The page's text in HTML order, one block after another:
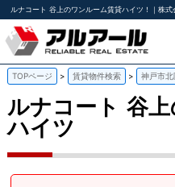
ルナコート 谷上のワンルーム賃貸ハイツ！｜株
TOPページ 賃貸物件検索 神戸市
ルナコート 谷
ハイツ